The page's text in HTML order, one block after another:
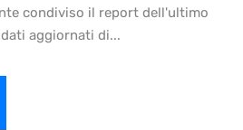
condiviso il report dell'ultimo
aggiornati di...